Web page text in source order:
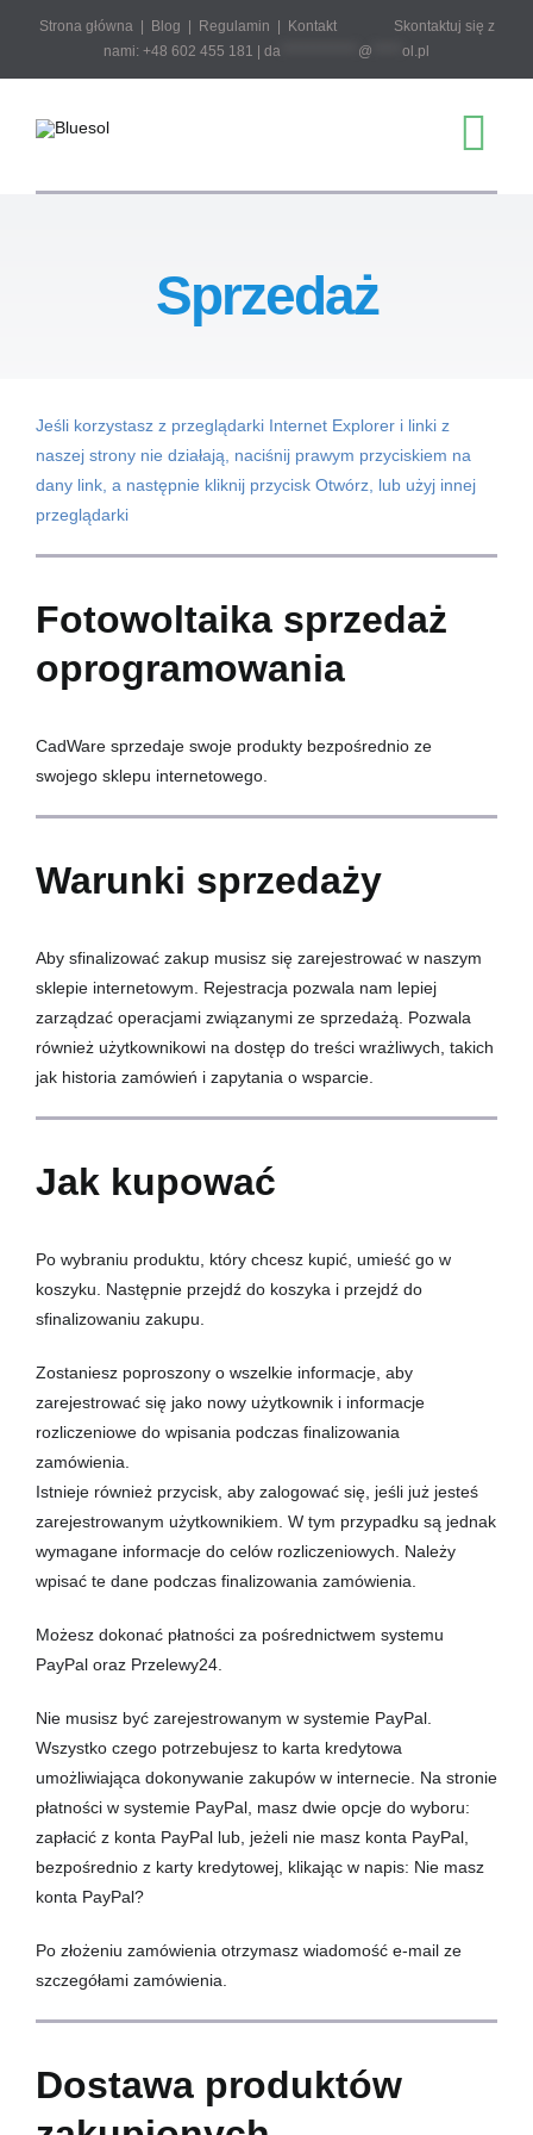
Strona główna| Blog Regulamin KontaktSkontaktuj się z
nami: +48 602 455 181 | da @ ol.pl
Pobierz
O firmie
Sprzedaż
Jeśli korzystasz z przeglądarki Internet Explorer i linki z
naszej strony nie działają, naciśnij prawym przyciskiem na
dany link, a następnie kliknij przycisk Otwórz, lub użyj innej
przeglądarki
Fotowoltaika sprzedaż
oprogramowania
CadWare sprzedaje swoje produkty bezpośrednio ze
swojego sklepu internetowego.
Warunki sprzedaży
Aby sfinalizować zakup musisz się zarejestrować w naszym
sklepie internetowym. Rejestracja pozwala nam lepiej
zarządzać operacjami związanymi ze sprzedażą. Pozwala
również użytkownikowi na dostęp do treści wrażliwych, takich
jak historia zamówień i zapytania o wsparcie.
Jak kupować
Po wybraniu produktu, który chcesz kupić, umieść go w
koszyku. Następnie przejdź do koszyka i przejdź do
sfinalizowaniu zakupu.
Zostaniesz poproszony o wszelkie informacje, aby
zarejestrować się jako nowy użytkownik i informacje
rozliczeniowe do wpisania podczas finalizowania
zamówienia.
Istnieje również przycisk, aby zalogować się, jeśli już jesteś
zarejestrowanym użytkownikiem. W tym przypadku są jednak
wymagane informacje do celów rozliczeniowych. Należy
wpisać te dane podczas finalizowania zamówienia.
Możesz dokonać płatności za pośrednictwem systemu
PayPal oraz Przelewy24.
Nie musisz być zarejestrowanym w systemie PayPal.
Wszystko czego potrzebujesz to karta kredytowa
umożliwiająca dokonywanie zakupów w internecie. Na stronie
płatności w systemie PayPal, masz dwie opcje do wyboru:
zapłacić z konta PayPal lub, jeżeli nie masz konta PayPal,
bezpośrednio z karty kredytowej, klikając w napis: Nie masz
konta PayPal?
Po złożeniu zamówienia otrzymasz wiadomość e-mail ze
szczegółami zamówienia.
Dostawa produktów